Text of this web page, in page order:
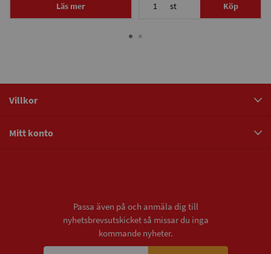
Läs mer st Köp
Villkor
Mitt konto
Passa även på och anmäla dig till
nyhetsbrevsutskicket så missar du inga
kommande nyheter.